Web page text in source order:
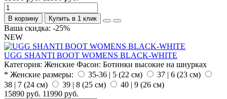
В корзину Купить в 1 клик
Ваша скидка: -25%
NEW
UGG SHANTI BOOT WOMENS BLACK-WHITE
Категория: Женские Фасон: Ботинки высокие на шнурках
* Женские размеры:
35-36 | 5 (22 см)
37 | 6 (23 см)
38 | 7 (24 см)
39 | 8 (25 см)
40 | 9 (26 см)
15890 руб. 11990 руб.